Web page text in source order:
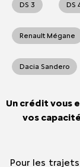
DS 3 DS
Renault Mégane
Dacia Sandero
Un crédit vous
vos
Pour les